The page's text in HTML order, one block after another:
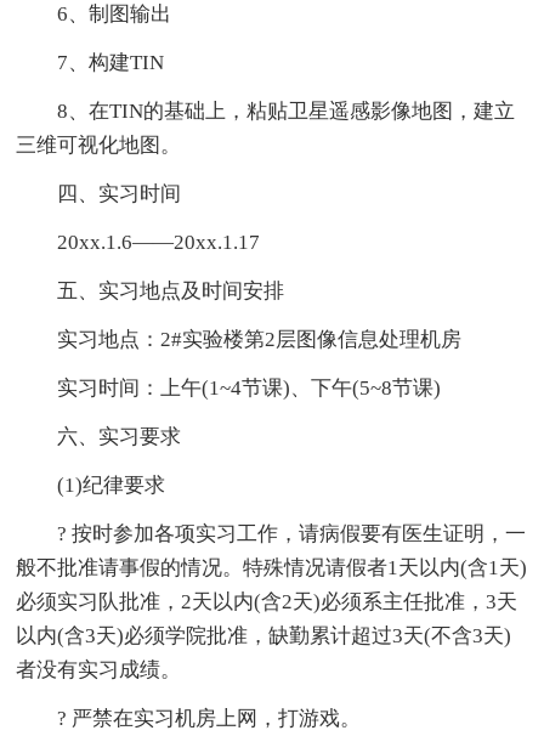
6、制图输出
7、构建TIN
8、在TIN的基础上，粘贴卫星遥感影像地图，建立
三维可视化地图。
四、实习时间
20xx.1.6——20xx.1.17
五、实习地点及时间安排
实习地点：2#实验楼第2层图像信息处理机房
实习时间：上午(1~4节课)、下午(5~8节课)
六、实习要求
(1)纪律要求
? 按时参加各项实习工作，请病假要有医生证明，一
般不批准请事假的情况。特殊情况请假者1天以内(含1天)
必须实习队批准，2天以内(含2天)必须系主任批准，3天
以内(含3天)必须学院批准，缺勤累计超过3天(不含3天)
者没有实习成绩。
? 严禁在实习机房上网，打游戏。